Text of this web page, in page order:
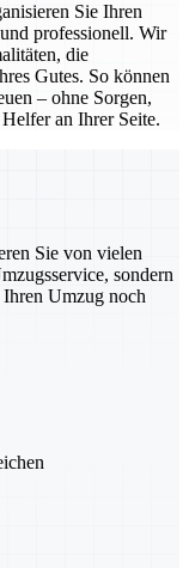
Sie Ihren
professionell. Wir
die
Gutes. So können
– ohne Sorgen,
an Ihrer Seite.
Sie von vielen
sondern
Umzug noch